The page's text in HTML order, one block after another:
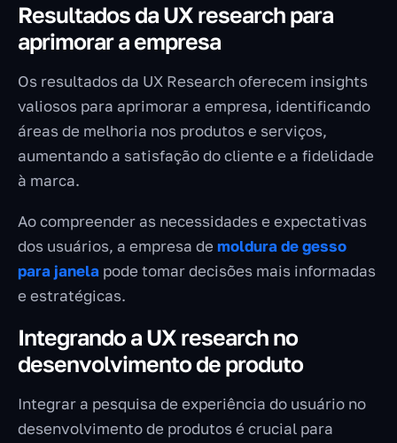
Resultados da UX research para
aprimorar a empresa
Os resultados da UX Research oferecem insights
valiosos para aprimorar a empresa, identificando
áreas de melhoria nos produtos e serviços,
aumentando a satisfação do cliente e a fidelidade
à marca.
Ao compreender as necessidades e expectativas
dos usuários, a empresa de moldura de gesso
para janela pode tomar decisões mais informadas
e estratégicas.
Integrando a UX research no
desenvolvimento de produto
Integrar a pesquisa de experiência do usuário no
desenvolvimento de produtos é crucial para